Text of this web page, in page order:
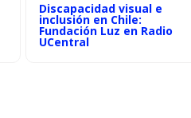
Discapacidad visual e
inclusión en Chile:
Fundación Luz en Radio
UCentral